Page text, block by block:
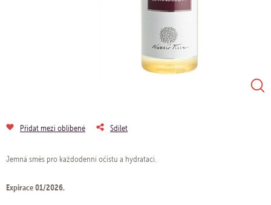
Přidat mezi oblíbené Sdílet
Jemná směs pro každodenní očistu a hydrataci.
Expirace 01/2026.